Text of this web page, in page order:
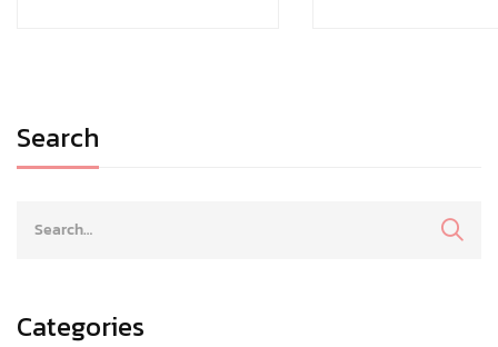
Search
Categories